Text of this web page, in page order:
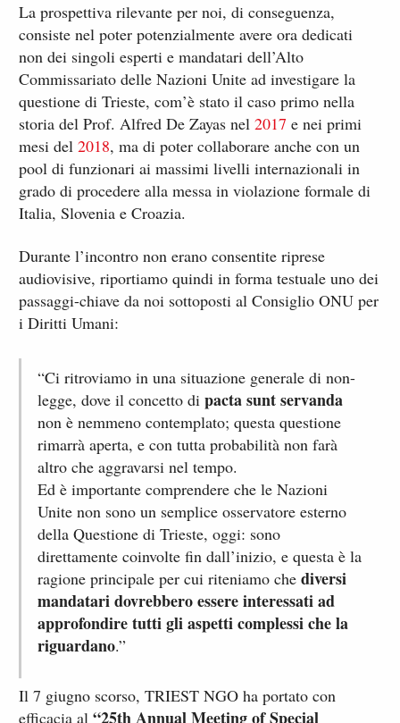
La prospettiva rilevante per noi, di conseguenza,
consiste nel poter potenzialmente avere ora dedicati
non dei singoli esperti e mandatari dell’Alto
Commissariato delle Nazioni Unite ad investigare la
questione di Trieste, com’è stato il caso primo nella
storia del Prof. Alfred De Zayas nel2017 e nei primi
mesi del2018, ma di poter collaborare anche con un
pool di funzionari ai massimi livelli internazionali in
grado di procedere alla messa in violazione formale di
Italia, Slovenia e Croazia.
Durante l’incontro non erano consentite riprese
audiovisive, riportiamo quindi in forma testuale uno dei
passaggi-chiave da noi sottoposti al Consiglio ONU per
i Diritti Umani:
“Ci ritroviamo in una situazione generale di non-
legge, dove il concetto dipacta sunt servanda
non è nemmeno contemplato; questa questione
rimarrà aperta, e con tutta probabilità non farà
altro che aggravarsi nel tempo.
Ed è importante comprendere che le Nazioni
Unite non sono un semplice osservatore esterno
della Questione di Trieste, oggi: sono
direttamente coinvolte fin dall’inizio, e questa è la
ragione principale per cui riteniamo chediversi
mandatari dovrebbero essere interessati ad
approfondire tutti gli aspetti complessi che la
riguardano.”
Il 7 giugno scorso, TRIEST NGO ha portato con
efficacia al“25th Annual Meeting of Special